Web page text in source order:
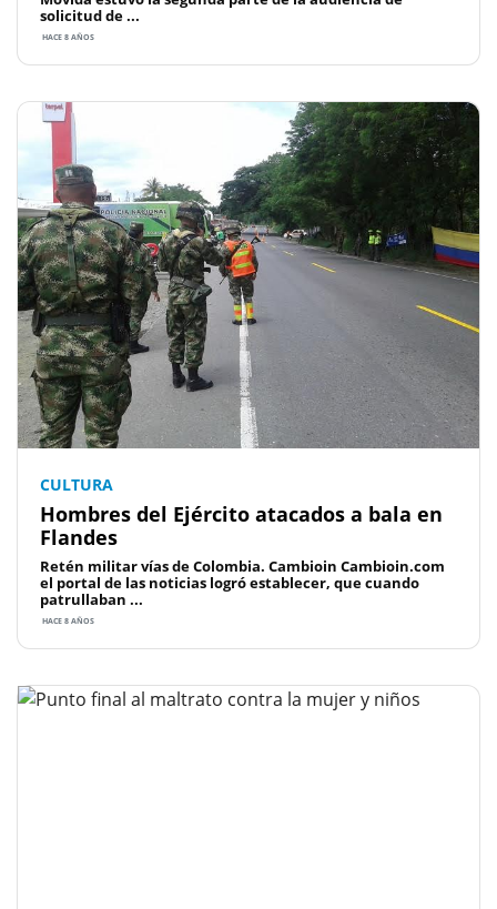
solicitud de ...
HACE 8 AÑOS
CULTURA
Hombres del Ejército atacados a bala en
Flandes
Retén militar vías de Colombia. Cambioin Cambioin.com
el portal de las noticias logró establecer, que cuando
patrullaban ...
HACE 8 AÑOS